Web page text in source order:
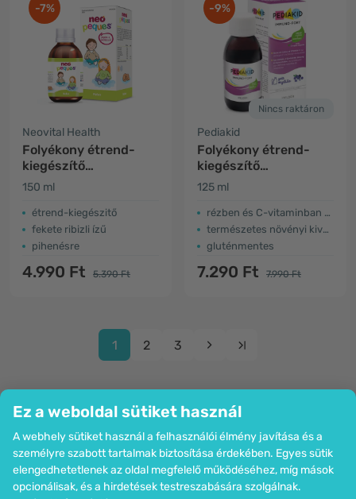
Ez a weboldal sütiket használ
A webhely sütiket használ a felhasználói élmény javítása és a
személyre szabott tartalmak biztosítása érdekében. Egyes sütik
elengedhetetlenek az oldal megfelelő működéséhez, míg mások
opcionálisak, és a hirdetések testreszabására szolgálnak.
-7%
Neovital Health
Folyékony étrend-
kiegészítő
gyerekeknek – relax
150 ml
étrend-kiegészitő
fekete ribizli ízű
pihenésre
4.990 Ft 5.390 Ft
-9%
Nincs raktáron
Pediakid
Folyékony étrend-
kiegészítő
gyermekeknek -
125 ml
rézben és C-vitaminban gazdag
természetes növényi kivonattal és propolis-szal
gluténmentes
7.290 Ft 7.990 Ft
1 2 3
Cég
Információk
Csatlakozzon hozzánk